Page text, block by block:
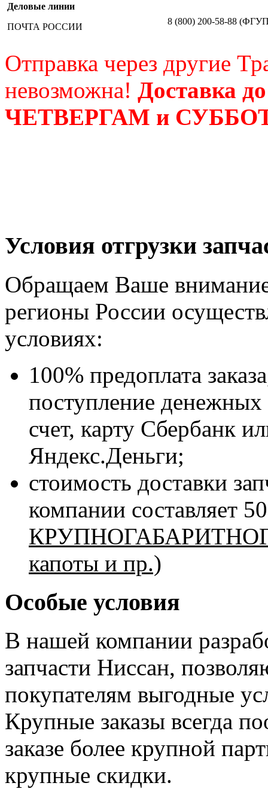
Деловые линии
ПОЧТА РОССИИ
8 (800) 200-58-88
Отправка через другие
невозможна! Доставка
ЧЕТВЕРГАМ и
Условия отгрузки
Обращаем Ваше внимание,
регионы России
условиях:
100% предоплата
поступление
счет, карту Сбербанк
Яндекс.Деньги;
стоимость доставки
компании составляет
капоты и пр.)
Особые условия
В нашей компании
запчасти Ниссан,
покупателям выгодные
Крупные заказы всегда
заказе более крупной
крупные скидки.